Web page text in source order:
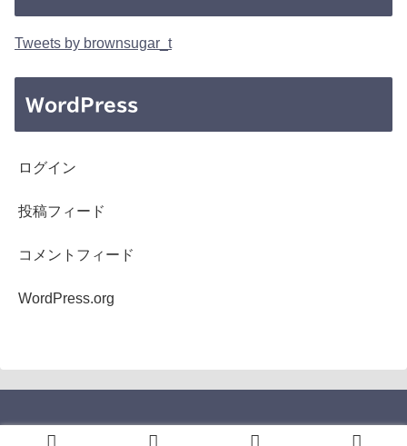
Tweets by brownsugar_t
WordPress
ログイン
投稿フィード
コメントフィード
WordPress.org